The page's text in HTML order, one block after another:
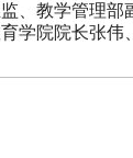
、教学管理
学院院长张